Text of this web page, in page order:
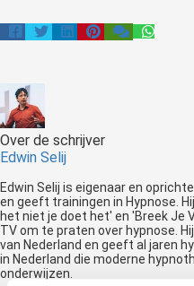
Over de schrijver
Edwin Selij
Edwin Selij is eigenaar en
en geeft trainingen in Hypnose.
het niet je doet het' en 'Breek Je
TV om te praten over hypnose.
van Nederland en geeft al jaren
in Nederland die moderne
onderwijzen.